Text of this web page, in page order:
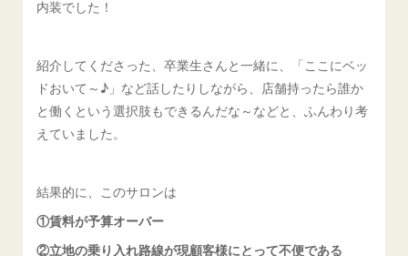
内装でした！
紹介してくださった、卒業生さんと一緒に、「ここにベッ
ドおいて～♪」など話したりしながら、店舗持ったら誰か
と働くという選択肢もできるんだな～などと、ふんわり考
えていました。
結果的に、このサロンは
①賃料が予算オーバー
②立地の乗り入れ路線が現顧客様にとって不便である